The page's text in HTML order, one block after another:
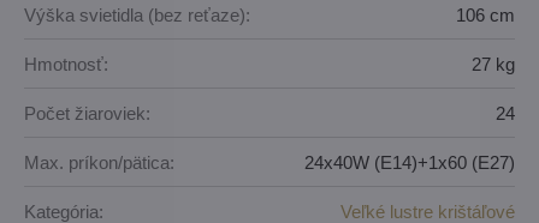
Výška svietidla (bez reťaze): 106 cm
Hmotnosť: 27 kg
Počet žiaroviek: 24
Max. príkon/pätica: 24x40W (E14)+1x60 (E27)
Kategória: Veľké lustre krištáľové